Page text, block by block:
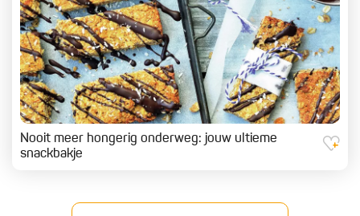
Nooit meer hongerig onderweg: jouw ultieme
snackbakje